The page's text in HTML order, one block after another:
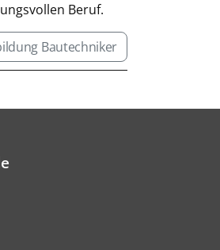
Beruf.
Bautechniker